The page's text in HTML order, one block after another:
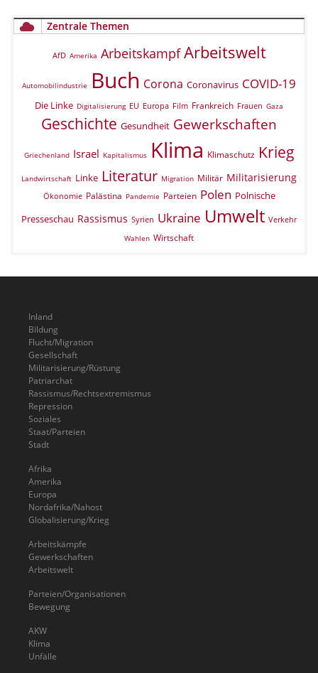
Zentrale Themen
AfD Amerika Arbeitskampf Arbeitswelt
Automobilindustrie Buch Corona Coronavirus COVID-19
Die Linke Digitalisierung EU Europa Film Frankreich Frauen Gaza
Geschichte Gesundheit Gewerkschaften
Griechenland Israel Kapitalismus Klima Klimaschutz Krieg
Landwirtschaft Linke Literatur Migration Militär Militarisierung
Ökonomie Palästina Pandemie Parteien Polen Polnische
Presseschau Rassismus Syrien Ukraine Umwelt Verkehr
Wahlen Wirtschaft
Inland
Bildung
Flucht/Migration
Gesellschaft
Militarisierung/Rüstung
Patriarchat
Rassismus/Rechtsextremismus
Repression
Soziales
Staat/Parteien
Stadt
Afrika
Amerika
Europa
Nordafrika/Nahost
Globalisierung/Krieg
Arbeitskämpfe
Gewerkschaften
Arbeitswelt
Parteien/Organisationen
Bewegung
AKW
Klima
Unfälle